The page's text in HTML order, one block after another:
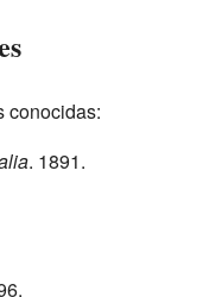
conocidas:
. 1891.